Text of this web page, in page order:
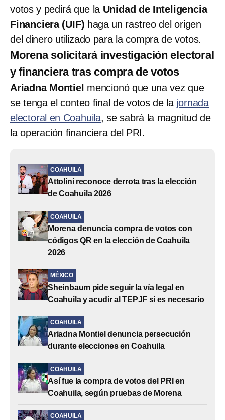
votos y pedirá que la Unidad de Inteligencia
Financiera (UIF) haga un rastreo del origen
del dinero utilizado para la compra de votos.
Morena solicitará investigación electoral
y financiera tras compra de votos
Ariadna Montiel mencionó que una vez que
se tenga el conteo final de votos de la jornada
electoral en Coahuila, se sabrá la magnitud de
la operación financiera del PRI.
COAHUILA
Attolini reconoce derrota tras la elección
de Coahuila 2026
COAHUILA
Morena denuncia compra de votos con
códigos QR en la elección de Coahuila
2026
MÉXICO
Sheinbaum pide seguir la vía legal en
Coahuila y acudir al TEPJF si es necesario
COAHUILA
Ariadna Montiel denuncia persecución
durante elecciones en Coahuila
COAHUILA
Así fue la compra de votos del PRI en
Coahuila, según pruebas de Morena
COAHUILA